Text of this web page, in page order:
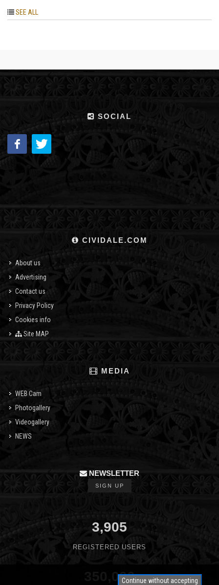
SEE ALL
SOCIAL
CIVIDALE.COM
About us
Advertising
Contact us
Privacy Policy
Cookies info
Site MAP
MEDIA
WEB Cam
Photogallery
Videogallery
NEWS
NEWSLETTER
SIGN UP
3,905
REGISTERED USERS
350,000Continue without accepting